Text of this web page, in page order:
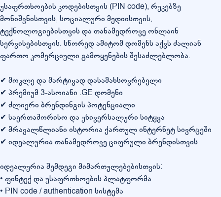
უსაფრთხოების კოდებისთვის (PIN code), რუკებზე
მონიშვნისთვის, სოციალური მედიისთვის,
ტექნოლოგიებისთვის და თანამედროვე ონლაინ
სერვისებისთვის. სწორედ ამიტომ დომენს აქვს ძალიან
ფართო კომერციული გამოყენების შესაძლებლობა.
✔ მოკლე და მარტივად დასამახსოვრებელი
✔ პრემიუმ 3-ასოიანი .GE დომენი
✔ ძლიერი ბრენდინგის პოტენციალი
✔ საერთაშორისო და უნივერსალური სიტყვა
✔ მრავალწლიანი ისტორია ქართულ ინტერნეტ სივრცეში
✔ იდეალურია თანამედროვე ციფრული ბრენდისთვის
იდეალურია შემდეგი მიმართულებებისთვის:
• ფინტექ და უსაფრთხოების პლატფორმა
• PIN code / authentication სისტემა